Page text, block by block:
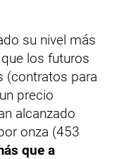
su nivel más
los futuros
(contratos para
precio
alcanzado
onza (453
que a